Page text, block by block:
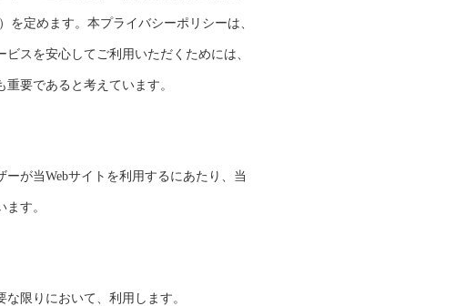
定めます。本プライバシーポリシーは、
スを安心してご利用いただくためには、
要であると考えています。
が当Webサイトを利用するにあたり、当
す。
限りにおいて、利用します。